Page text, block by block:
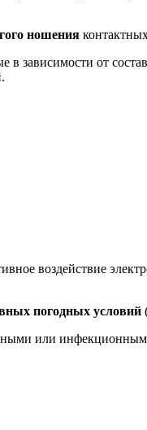
ношения
в зависимости от
воздействие
погодных условий
или